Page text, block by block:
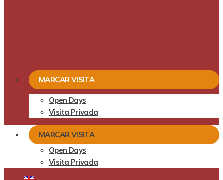
MARCAR VISITA
Open Days
Visita Privada
MARCAR VISITA
Open Days
Visita Privada